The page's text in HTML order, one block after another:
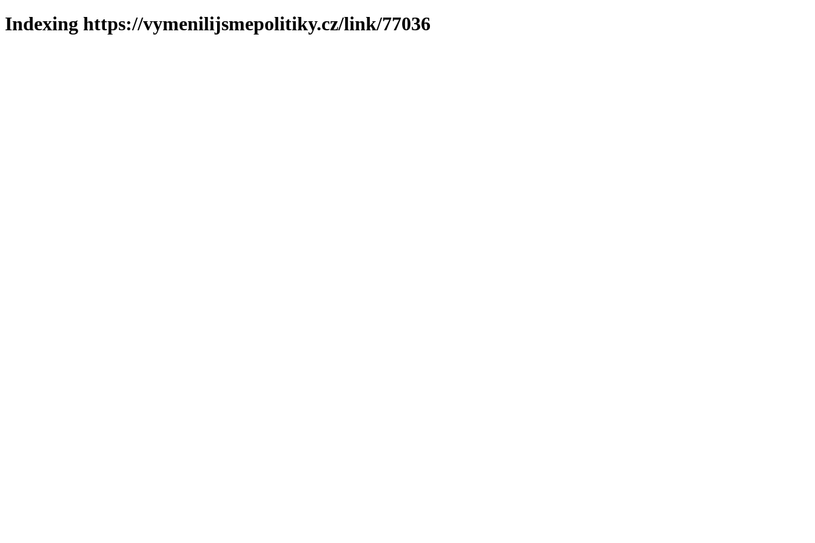
Indexing https://vymenilijsmepolitiky.cz/link/77036